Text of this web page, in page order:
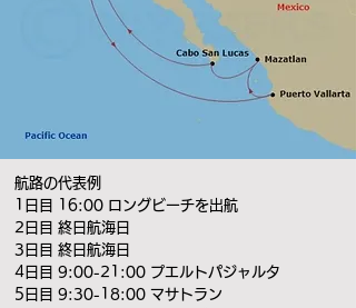
航路の代表例
1日目 16:00 ロングビーチを出航
2日目 終日航海日
3日目 終日航海日
4日目 9:00-21:00 プエルトパジャルタ
5日目 9:30-18:00 マサトラン